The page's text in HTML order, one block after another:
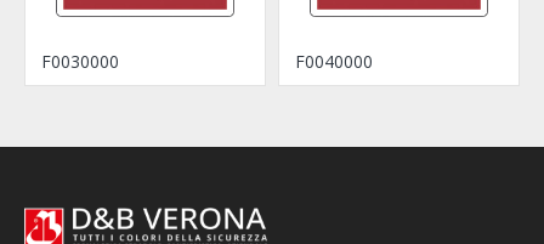
F0030000 F0040000